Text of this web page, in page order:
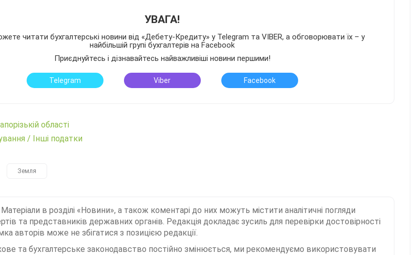
УВАГА!
читати бухгалтерські новини від «Дебету-Кредиту» у Telegram та VIBER, а обговорювати їх – у
найбільшій групі бухгалтерів на Facebook
Приєднуйтесь і дізнавайтесь найважливіші новини першими!
Telegram Viber Facebook
області
/ Інші податки
Земля
Матеріали в розділі «Новини», а також коментарі до них можуть містити аналітичні погляди
та представників державних органів. Редакція докладає зусиль для перевірки достовірності
авторів може не збігатися з позицією редакції.
та бухгалтерське законодавство постійно змінюється, ми рекомендуємо використовувати